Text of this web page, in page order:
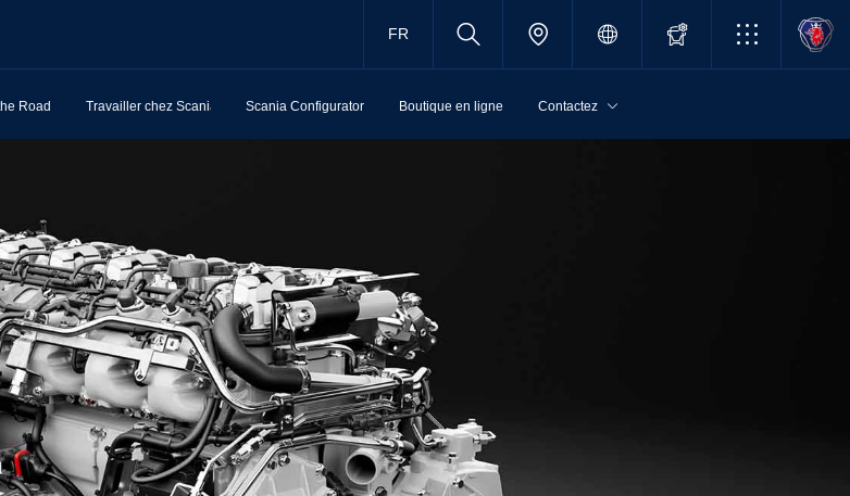
FR
Road Travailler chez Scania Scania Configurator Boutique en ligne Contactez